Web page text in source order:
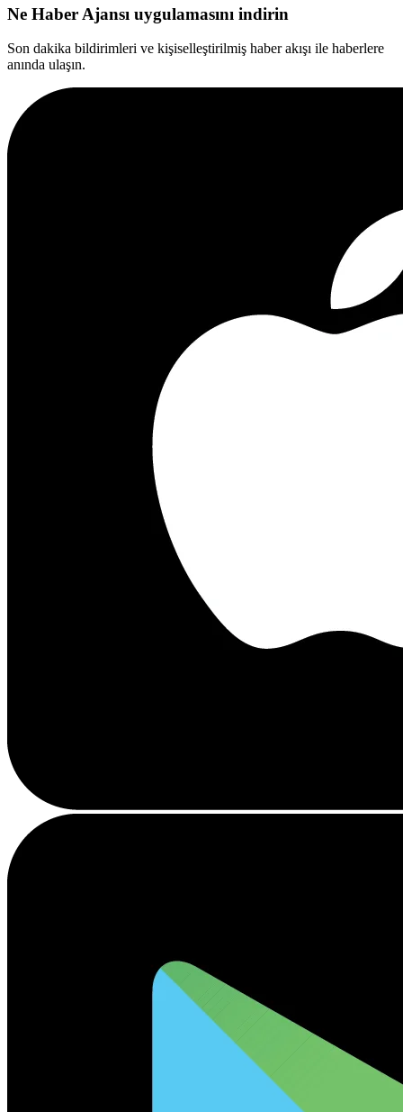
Ne Haber Ajansı uygulamasını indirin
Son dakika bildirimleri ve kişiselleştirilmiş haber akışı ile haberlere
anında ulaşın.